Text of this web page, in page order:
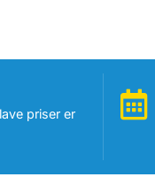
priser er